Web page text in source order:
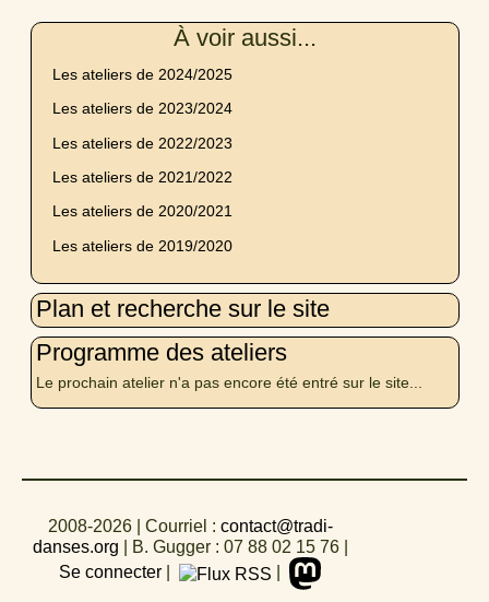
À voir aussi...
Les ateliers de 2024/2025
Les ateliers de 2023/2024
Les ateliers de 2022/2023
Les ateliers de 2021/2022
Les ateliers de 2020/2021
Les ateliers de 2019/2020
Plan et recherche sur le site
Programme des ateliers
Le prochain atelier n'a pas encore été entré sur le site...
2008-2026 | Courriel : contact@tradi-
danses.org
B. Gugger : 07 88 02 15 76
Se connecter